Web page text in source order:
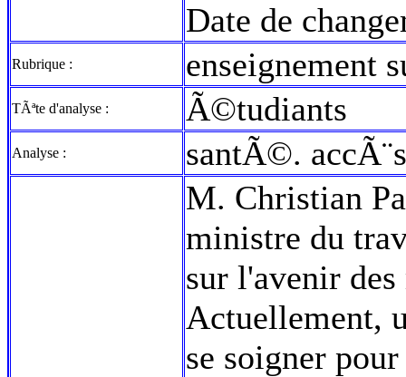
Date de
Rubrique : enseignement
TÃªte d'analyse : Ã©tudiants
Analyse : santÃ©.
M. Christian
ministre du
sur l'avenir
Actuellement,
se soigner